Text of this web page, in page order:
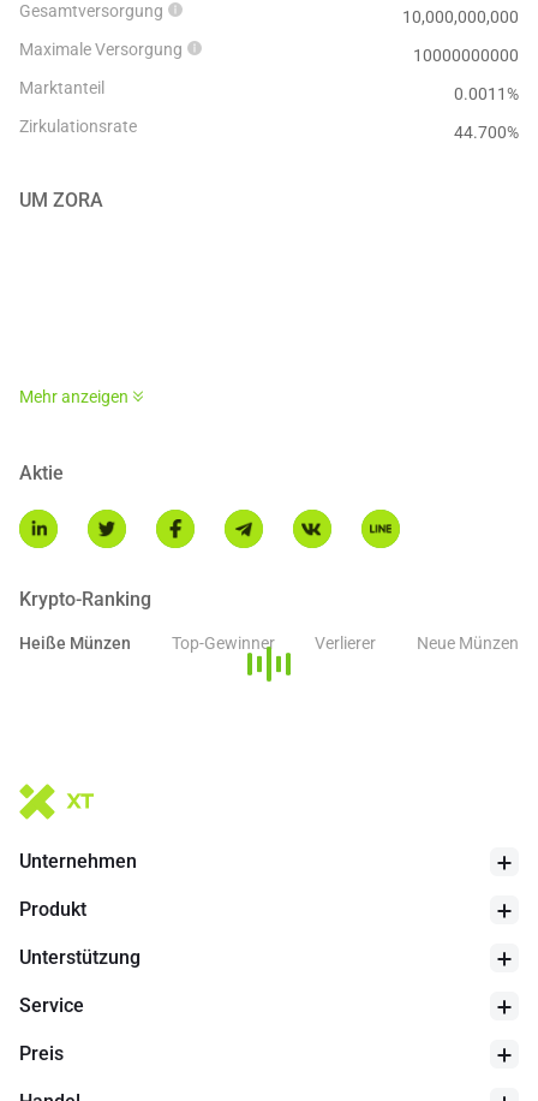
Gesamtversorgung
10,000,000,000
Maximale Versorgung
10000000000
Marktanteil
0.0011%
Zirkulationsrate
44.700%
UM ZORA
paradigm for creators. It enables the creation, curation, and
own markets around their work. In addition, ZORA also launched
network provides a faster and more efficient extension of Ethereum
for artists, creators and the community, and will directly integrate
Mehr anzeigen
Aktie
Krypto-Ranking
Heiße Münzen Top-Gewinner Verlierer Neue Münzen
Unternehmen
Produkt
Unterstützung
Service
Preis